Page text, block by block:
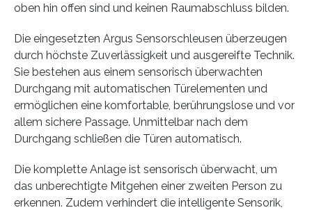
oben hin offen sind und keinen Raumabschluss bilden.
Die eingesetzten Argus Sensorschleusen überzeugen
durch höchste Zuverlässigkeit und ausgereifte Technik.
Sie bestehen aus einem sensorisch überwachten
Durchgang mit automatischen Türelementen und
ermöglichen eine komfortable, berührungslose und vor
allem sichere Passage. Unmittelbar nach dem
Durchgang schließen die Türen automatisch.
Die komplette Anlage ist sensorisch überwacht, um
das unberechtigte Mitgehen einer zweiten Person zu
erkennen. Zudem verhindert die intelligente Sensorik,